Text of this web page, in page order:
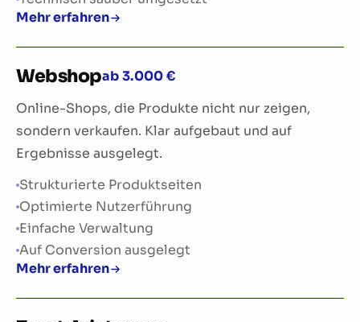
Mehr erfahren
Webshopab 3.000 €
Online-Shops, die Produkte nicht nur zeigen,
sondern verkaufen. Klar aufgebaut und auf
Ergebnisse ausgelegt.
Strukturierte Produktseiten
Optimierte Nutzerführung
Einfache Verwaltung
Auf Conversion ausgelegt
Mehr erfahren